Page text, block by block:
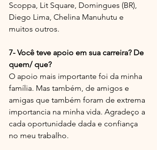
Scoppa, Lit Square, Domingues (BR),
Diego Lima, Chelina Manuhutu e
muitos outros.
7- Você teve apoio em sua carreira? De
quem/ que?
O apoio mais importante foi da minha
família. Mas também, de amigos e
amigas que também foram de extrema
importancia na minha vida. Agradeço a
cada oportunidade dada e confiança
no meu trabalho.